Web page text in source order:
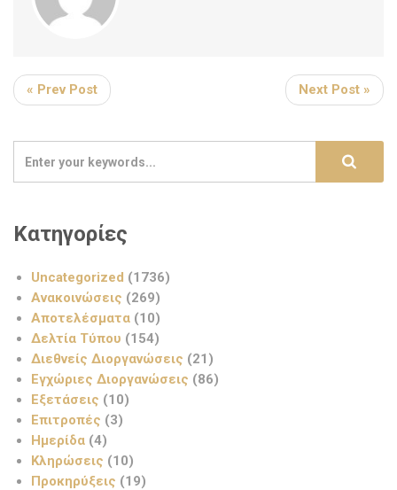
« Prev Post Next Post »
Κατηγορίες
Uncategorized (1736)
Ανακοινώσεις (269)
Αποτελέσματα (10)
Δελτία Τύπου (154)
Διεθνείς Διοργανώσεις (21)
Εγχώριες Διοργανώσεις (86)
Εξετάσεις (10)
Επιτροπές (3)
Ημερίδα (4)
Κληρώσεις (10)
Προκηρύξεις (19)